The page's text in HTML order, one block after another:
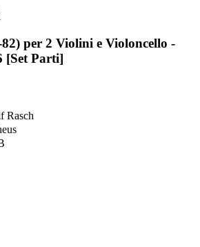
per 2 Violini e Violoncello -
[Set Parti]
Rasch